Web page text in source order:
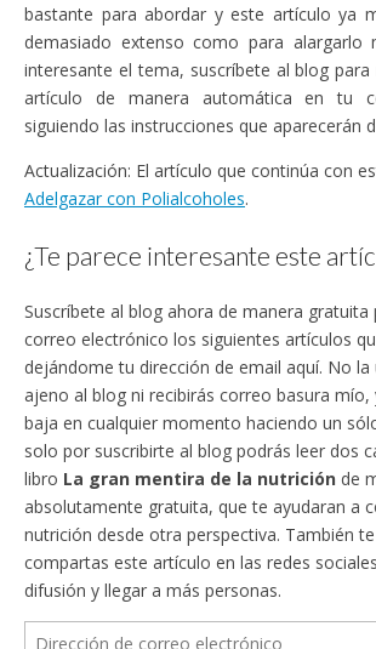
bastante para abordar y este artículo ya
demasiado extenso como para alargarlo
interesante el tema, suscríbete al blog para
artículo de manera automática en tu
siguiendo las instrucciones que aparecerán
Actualización: El artículo que continúa con
Adelgazar con Polialcoholes.
¿Te parece interesante este
Suscríbete al blog ahora de manera gratuita
correo electrónico los siguientes artículos
dejándome tu dirección de email aquí. No la
ajeno al blog ni recibirás correo basura mío,
baja en cualquier momento haciendo un
solo por suscribirte al blog podrás leer dos
libro La gran mentira de la nutrición de
absolutamente gratuita, que te ayudaran a
nutrición desde otra perspectiva. También
compartas este artículo en las redes
difusión y llegar a más personas.
Dirección